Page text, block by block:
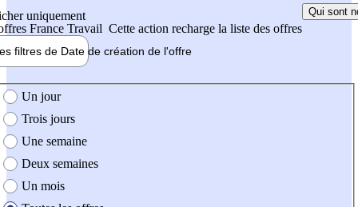
uniquement
France Travail Cette action recharge la liste des offres
Qui sont
filtres de Date de création de l'offre
création de l'offre
Un jour
Trois jours
Une semaine
Deux semaines
Un mois